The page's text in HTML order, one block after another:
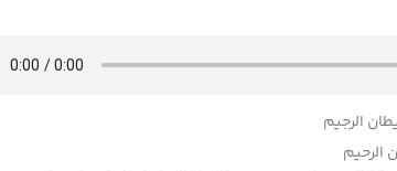
الرجیم
الرحیم